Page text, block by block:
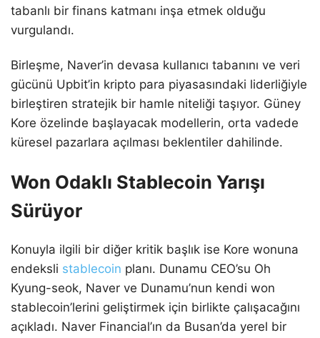
tabanlı bir finans katmanı inşa etmek olduğu
vurgulandı.
Birleşme, Naver’in devasa kullanıcı tabanını ve veri
gücünü Upbit’in kripto para piyasasındaki liderliğiyle
birleştiren stratejik bir hamle niteliği taşıyor. Güney
Kore özelinde başlayacak modellerin, orta vadede
küresel pazarlara açılması beklentiler dahilinde.
Won Odaklı Stablecoin Yarışı
Sürüyor
Konuyla ilgili bir diğer kritik başlık ise Kore wonuna
endeksli stablecoin planı. Dunamu CEO’su Oh
Kyung-seok, Naver ve Dunamu’nun kendi won
stablecoin’lerini geliştirmek için birlikte çalışacağını
açıkladı. Naver Financial’ın da Busan’da yerel bir